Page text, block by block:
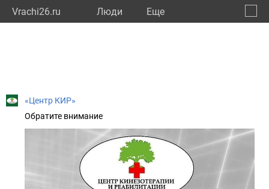
Vrachi26.ru Люди Eще
«Центр КИР»
Обратите внимание